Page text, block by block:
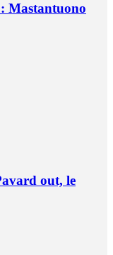
Mastantuono
out, le